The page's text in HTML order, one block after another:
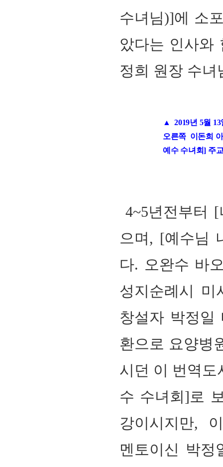
수녀님)]에 소
았다는 인사와
정희 원장 수
▲ 2019년 5월
오른쪽 이돈희
예수 수녀회] 주
4~5년전부터
으며, [예수님
다. 오완수 바
성지순례시 미
창설자 박정
환으로 요양병
시던 이 번역
수 수녀회]로
강이시지만,
멘토이신 박